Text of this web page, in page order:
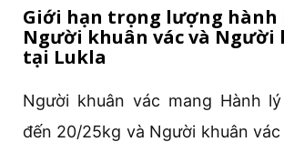
Giới hạn trọng lượng hành
Người khuân vác và Người
tại Lukla
Người khuân vác mang Hành
đến 20/25kg và Người khuân vác